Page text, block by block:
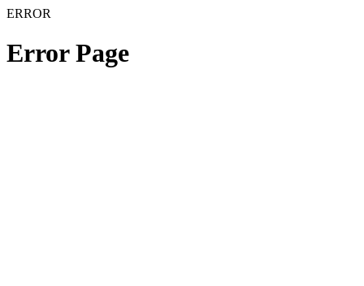
ERROR
Error Page